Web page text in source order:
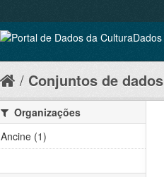
Conjuntos de dados
Organizações
Ancine (1)